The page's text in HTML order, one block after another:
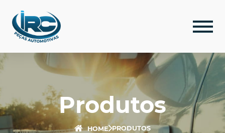
Produtos
HOME PRODUTOS